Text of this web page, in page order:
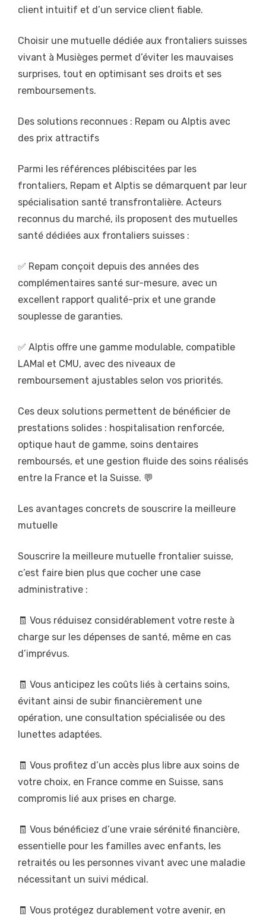
client intuitif et d’un service client fiable.
Choisir une mutuelle dédiée aux frontaliers suisses
vivant à Musièges permet d’éviter les mauvaises
surprises, tout en optimisant ses droits et ses
remboursements.
Des solutions reconnues : Repam ou Alptis avec
des prix attractifs
Parmi les références plébiscitées par les
frontaliers, Repam et Alptis se démarquent par leur
spécialisation santé transfrontalière. Acteurs
reconnus du marché, ils proposent des mutuelles
santé dédiées aux frontaliers suisses :
✅ Repam conçoit depuis des années des
complémentaires santé sur-mesure, avec un
excellent rapport qualité-prix et une grande
souplesse de garanties.
✅ Alptis offre une gamme modulable, compatible
LAMal et CMU, avec des niveaux de
remboursement ajustables selon vos priorités.
Ces deux solutions permettent de bénéficier de
prestations solides : hospitalisation renforcée,
optique haut de gamme, soins dentaires
remboursés, et une gestion fluide des soins réalisés
entre la France et la Suisse. 💬
Les avantages concrets de souscrire la meilleure
mutuelle
Souscrire la meilleure mutuelle frontalier suisse,
c’est faire bien plus que cocher une case
administrative :
🧾 Vous réduisez considérablement votre reste à
charge sur les dépenses de santé, même en cas
d’imprévus.
🧾 Vous anticipez les coûts liés à certains soins,
évitant ainsi de subir financièrement une
opération, une consultation spécialisée ou des
lunettes adaptées.
🧾 Vous profitez d’un accès plus libre aux soins de
votre choix, en France comme en Suisse, sans
compromis lié aux prises en charge.
🧾 Vous bénéficiez d’une vraie sérénité financière,
essentielle pour les familles avec enfants, les
retraités ou les personnes vivant avec une maladie
nécessitant un suivi médical.
🧾 Vous protégez durablement votre avenir, en